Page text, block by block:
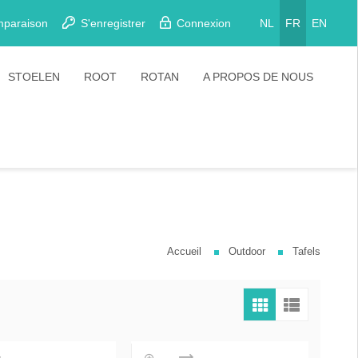
S'enregistrer Connexion NL FR EN
STOELEN ROOT ROTAN A PROPOS DE NOUS
Accueil Outdoor Tafels